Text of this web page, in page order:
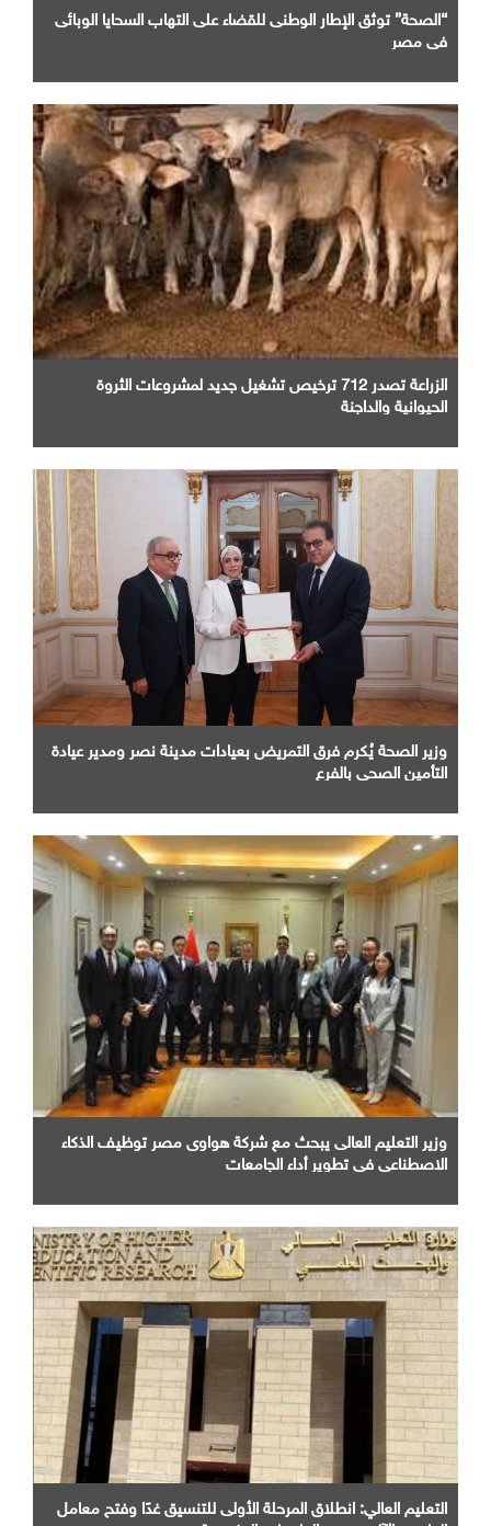
“الصحة” توثق الإطار الوطنى للقضاء على التهاب السحايا الوبائى
فى مصر
الزراعة تصدر 712 ترخيص تشغيل جديد لمشروعات الثروة
الحيوانية والداجنة
وزير الصحة يُكرم فرق التمريض بعيادات مدينة نصر ومدير عيادة
التأمين الصحى بالفرع
وزير التعليم العالى يبحث مع شركة هواوى مصر توظيف الذكاء
الاصطناعى فى تطوير أداء الجامعات
التعليم العالي: انطلاق المرحلة الأولى للتنسيق غدًا وفتح معامل